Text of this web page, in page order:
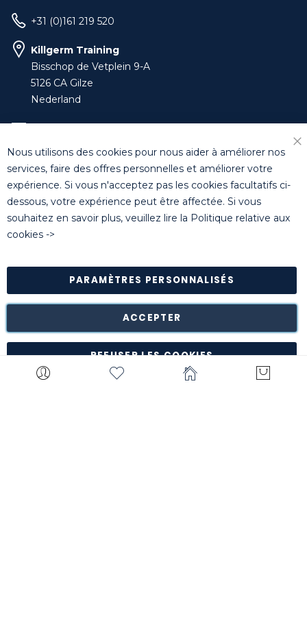
+31 (0)161 219 520
Killgerm Training
Bisschop de Vetplein 9-A
5126 CA Gilze
Nederland
+32 (0)14 44 22 79
© Killgerm Group Ltd. All rights reserved |Conditions
générales de vente
Retour des marchandises est possible* dans les 14 jours
suivant leur réception dans leur emballage d'origine intact à
notre entrepôt de Turnhout (Belgique).
*à l'exception de certains produits comme la
Nous utilisons des cookies pour nous aider à améliorer nos
services, faire des offres personnelles et améliorer votre
expérience. Si vous n'acceptez pas les cookies facultatifs ci-
dessous, votre expérience peut être affectée. Si vous
souhaitez en savoir plus, veuillez lire la Politique relative aux
cookies ->
ACCEPTER
PARAMÈTRES PERSONNALISÉS
REFUSER LES COOKIES